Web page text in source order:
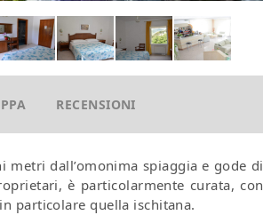
RECENSIONI
dall’omonima spiaggia e gode di
è particolarmente curata, con
particolare quella ischitana.